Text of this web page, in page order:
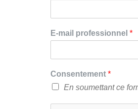
E-mail professionnel *
Consentement *
En soumettant ce